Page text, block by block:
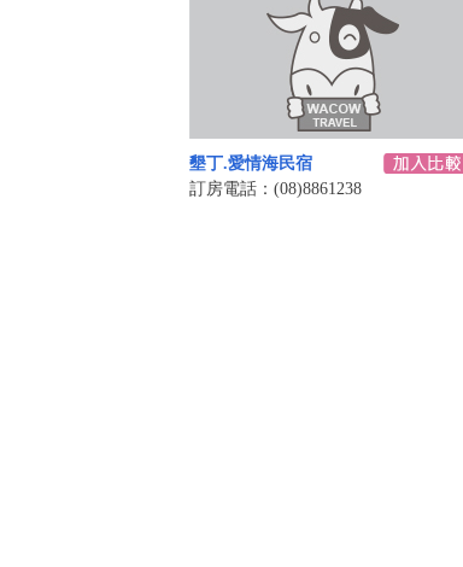
墾丁.愛情海民宿
訂房電話：(08)8861238